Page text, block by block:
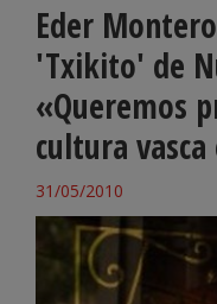
Eder
'Txikito' de
«Queremos
cultura
31/05/2010